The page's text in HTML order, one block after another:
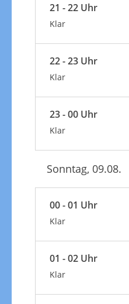
21 - 22 Uhr
Klar
22 - 23 Uhr
Klar
23 - 00 Uhr
Klar
Sonntag, 09.08.
00 - 01 Uhr
Klar
01 - 02 Uhr
Klar